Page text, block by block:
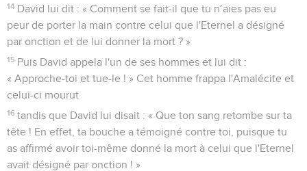
14 David lui dit : « Comment se fait-il que tu n’aies pas eu
peur de porter la main contre celui que l'Eternel a désigné
par onction et de lui donner la mort ? »
15 Puis David appela l'un de ses hommes et lui dit :
« Approche-toi et tue-le ! » Cet homme frappa l'Amalécite et
celui-ci mourut
16 tandis que David lui disait : « Que ton sang retombe sur ta
tête ! En effet, ta bouche a témoigné contre toi, puisque tu
as affirmé avoir toi-même donné la mort à celui que l'Eternel
avait désigné par onction ! »